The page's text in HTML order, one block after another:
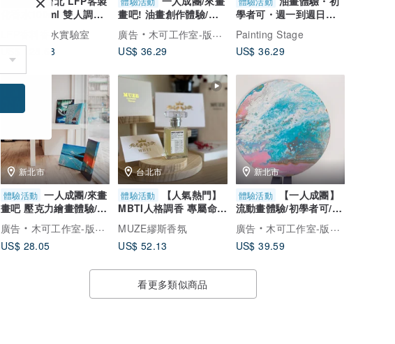
化香水100ml 雙人調香
LFP香料香水實驗室
US$ 128.68
畫吧! 油畫創作體驗/單
堂課完成/可自選圖/初學
者可
廣告
木可工作室-版畫工作室與藝術創作體驗
US$ 36.29
學者可・週一到週日皆
Painting Stage
US$ 36.29
新北市
體驗活動 一人成團/來畫
畫吧 壓克力繪畫體驗/單
堂課完成/可自選圖
廣告
木可工作室-版畫工作室與藝術創作體驗
US$ 28.05
台北市
體驗活動
【人氣熱門】
MBTI人格調香 專屬命定
香水 手作調香體驗 精緻
小班
MUZE繆斯香氛
US$ 52.13
新北市
體驗活動
【一人成團】
流動畫體驗/初學者可/帶
走兩件作品/下單送帆布
廣告
木可工作室-版畫工作室與藝術創作體驗
US$ 39.59
看更多類似商品